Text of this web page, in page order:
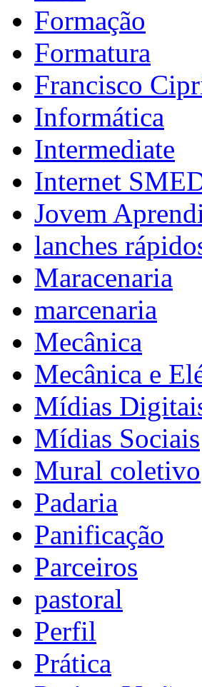
Formação
Formatura
Francisco
Informática
Intermediate
Internet
Jovem
lanches
Maracenaria
marcenaria
Mecânica
Mecânica e
Mídias
Mídias Sociais
Mural coletivo
Padaria
Panificação
Parceiros
pastoral
Perfil
Prática